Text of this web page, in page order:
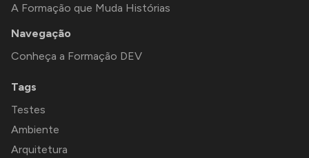
A Formação que Muda Histórias
Navegação
Conheça a Formação DEV
Tags
Testes
Ambiente
Arquitetura